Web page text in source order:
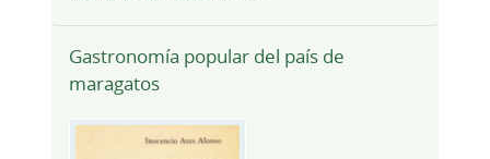
Gastronomía popular del país de
maragatos